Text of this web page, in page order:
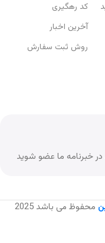
کد رهگیری
آخرین اخبار
روش ثبت سفارش
در خبرنامه ما عضو شوید
محفوظ می باشد 2025